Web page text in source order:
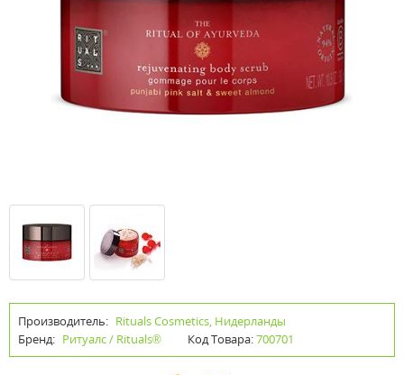
Производитель: Rituals Cosmetics, Нидерланды
Бренд: Ритуалс / Rituals® Код Товара:700701